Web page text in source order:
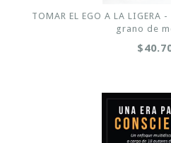
TOMAR EL EGO A LA LIGERA
grano de